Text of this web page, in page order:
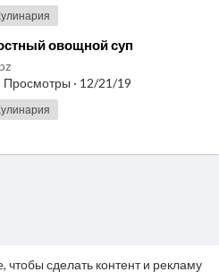
сделать контент и рекламу
овощной суп
Просмотры · 12/21/19